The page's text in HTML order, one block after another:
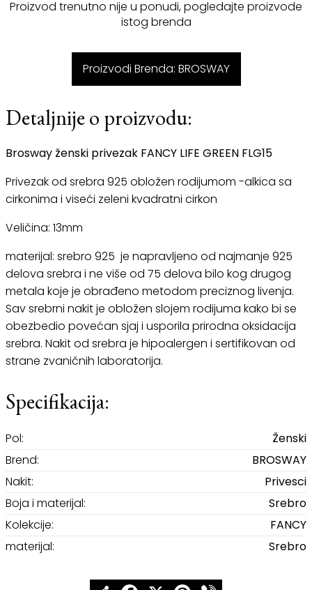
Proizvod trenutno nije u ponudi, pogledajte proizvode
istog brenda
Proizvodi Brenda: BROSWAY
Detaljnije o proizvodu:
Brosway ženski privezak FANCY LIFE GREEN FLG15
Privezak od srebra 925 obložen rodijumom -alkica sa
cirkonima i viseći zeleni kvadratni cirkon
Veličina: 13mm
materijal: srebro 925 je napravljeno od najmanje 925
delova srebra i ne više od 75 delova bilo kog drugog
metala koje je obrađeno metodom preciznog livenja.
Sav srebrni nakit je obložen slojem rodijuma kako bi se
obezbedio povećan sjaj i usporila prirodna oksidacija
srebra. Nakit od srebra je hipoalergen i sertifikovan od
strane zvaničnih laboratorija.
Specifikacija:
Pol:
Ženski
Brend:
BROSWAY
Nakit:
Privesci
Boja i materijal:
Srebro
Kolekcije:
FANCY
materijal:
Srebro